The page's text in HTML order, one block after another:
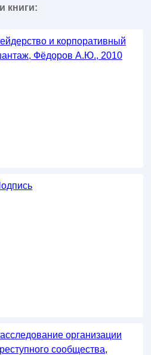
книги:
и корпоративный
Фёдоров А.Ю., 2010
организации
сообщества,